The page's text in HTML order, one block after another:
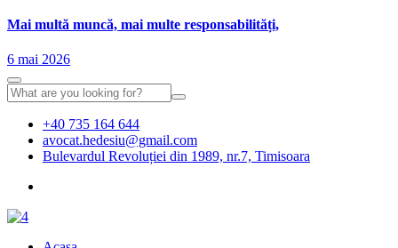
Mai multă muncă, mai multe responsabilități,
6 mai 2026
+40 735 164 644
avocat.hedesiu@gmail.com
Bulevardul Revoluției din 1989, nr.7, Timisoara